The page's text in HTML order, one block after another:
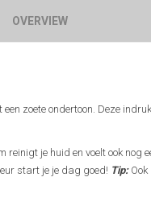
OVERVIEW
zoete ondertoon. Deze
je huid en voelt ook
start je je dag goed! Tip:Ook